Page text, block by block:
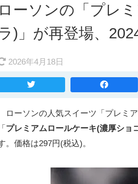
ローソンの「プレ
)」が再登場、
2026年4月18日
ローソンの人気スイーツ「プレミ
「 プレミアムロールケーキ(濃厚ショ
。価格は297円(税込)。